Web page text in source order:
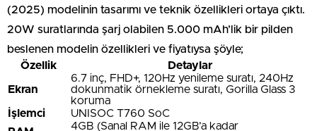
(2025) modelinin tasarımı ve teknik özellikleri ortaya çıktı.
20W suratlarında şarj olabilen 5.000 mAh’lik bir pilden
beslenen modelin özellikleri ve fiyatıysa şöyle;
Özellik
Detaylar
Ekran
6.7 inç, FHD+, 120Hz yenileme suratı, 240Hz
dokunmatik örnekleme suratı, Gorilla Glass 3
koruma
İşlemci
UNISOC T760 SoC
4GB (Sanal RAM ile 12GB’a kadar